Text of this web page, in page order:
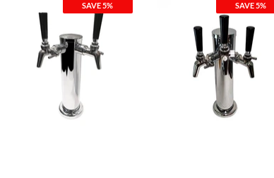
SAVE 5%
SAVE 5%